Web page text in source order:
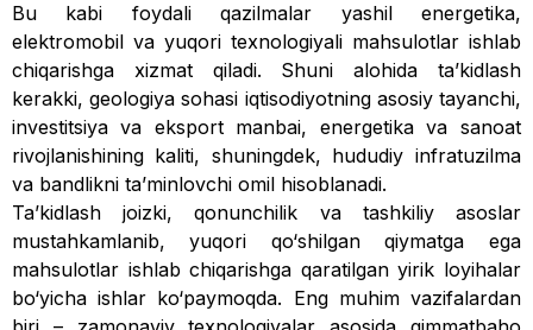
Bu kabi foydali qazilmalar yashil energetika,
elektromobil va yuqori texnologiyali mahsulotlar ishlab
chiqarishga xizmat qiladi. Shuni alohida taʼkidlash
kerakki, geologiya sohasi iqtiso­diyotning asosiy tayanchi,
investitsiya va eksport manbai, energetika va sanoat
rivojlanishining kaliti, shuningdek, hududiy infratuzilma
va bandlikni taʼminlovchi omil hisob­lanadi.
Taʼkidlash joizki, qonunchilik va tashkiliy asoslar
mustahkamlanib, yuqori qo‘­shilgan qiymatga ega
mahsu­lotlar ishlab chi­qarishga qaratilgan yirik loyihalar
bo‘yicha ishlar ko‘paymoqda. Eng muhim vazifalardan